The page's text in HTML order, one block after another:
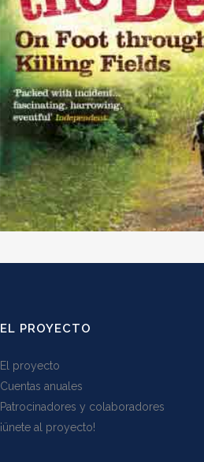
EL PROYECTO
El proyecto
Cuentas anuales
Patrocinadores y colaboradores
¡ünete al proyecto!